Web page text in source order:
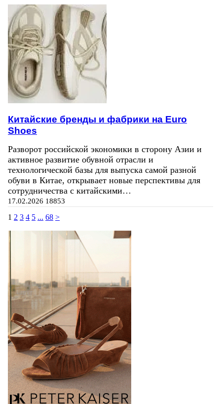
Китайские бренды и фабрики на Euro
Shoes
Разворот российской экономики в сторону Азии и
активное развитие обувной отрасли и
технологической базы для выпуска самой разной
обуви в Китае, открывает новые перспективы для
сотрудничества с китайскими…
17.02.2026 18853
1 2 3 4 5 ... 68 >